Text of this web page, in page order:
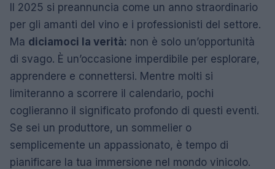
Il 2025 si preannuncia come un anno straordinario
per gli amanti del vino e i professionisti del settore.
Ma diciamoci la verità: non è solo un’opportunità
di svago. È un’occasione imperdibile per esplorare,
apprendere e connettersi. Mentre molti si
limiteranno a scorrere il calendario, pochi
coglieranno il significato profondo di questi eventi.
Se sei un produttore, un sommelier o
semplicemente un appassionato, è tempo di
pianificare la tua immersione nel mondo vinicolo.